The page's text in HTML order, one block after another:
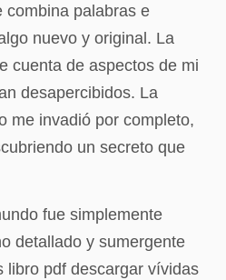
combina palabras e
nuevo y original. La
cuenta de aspectos de mi
desapercibidos. La
me invadió por completo,
un secreto que
fue simplemente
detallado y sumergente
libro pdf descargar vívidas